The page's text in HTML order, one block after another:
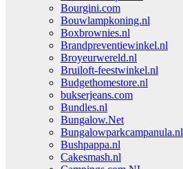
Bourgini.com
Bouwlampkoning.nl
Boxbrownies.nl
Brandpreventiewinkel.nl
Broyeurwereld.nl
Bruiloft-feestwinkel.nl
Budgethomestore.nl
bukserjeans.com
Bundles.nl
Bungalow.Net
Bungalowparkcampanula.nl
Bushpappa.nl
Cakesmash.nl